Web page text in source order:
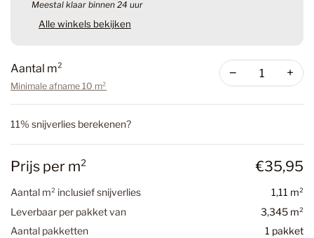
Meestal klaar binnen 24 uur
Alle winkels bekijken
Aantal m²
Minimale afname 10 m²
− +
11% snijverlies berekenen?
Prijs per m² €35,95
Aantal m² inclusief snijverlies
1,11 m²
Leverbaar per pakket van
3,345 m²
Aantal pakketten
1 pakket